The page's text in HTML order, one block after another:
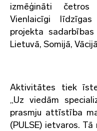
izmēģināti četros
Vienlaicīgi
projekta
Lietuvā, Somijā,
Aktivitātes tiek
„Uz viedām
prasmju attīstība
(PULSE) ietvaros.